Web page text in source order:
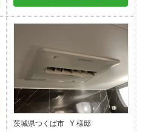
茨城県つくば市 Y 様邸